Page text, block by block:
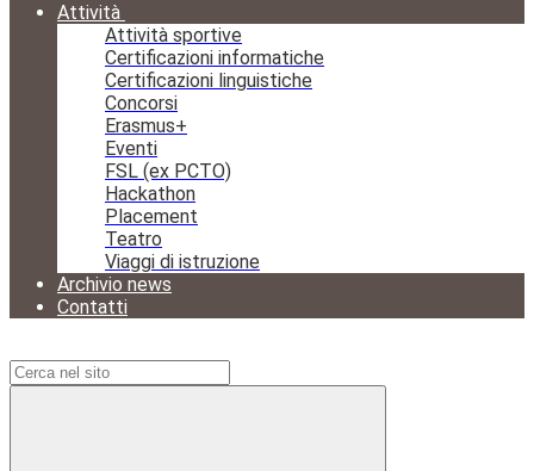
Attività
Attività sportive
Certificazioni informatiche
Certificazioni linguistiche
Concorsi
Erasmus+
Eventi
FSL (ex PCTO)
Hackathon
Placement
Teatro
Viaggi di istruzione
Archivio news
Contatti